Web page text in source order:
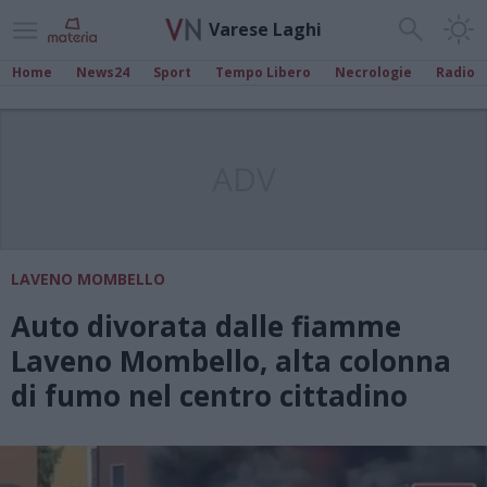
Varese Laghi
Home News24 Sport Tempo Libero Necrologie Radio
LAVENO MOMBELLO
Auto divorata dalle fiamme
Laveno Mombello, alta colonna
di fumo nel centro cittadino